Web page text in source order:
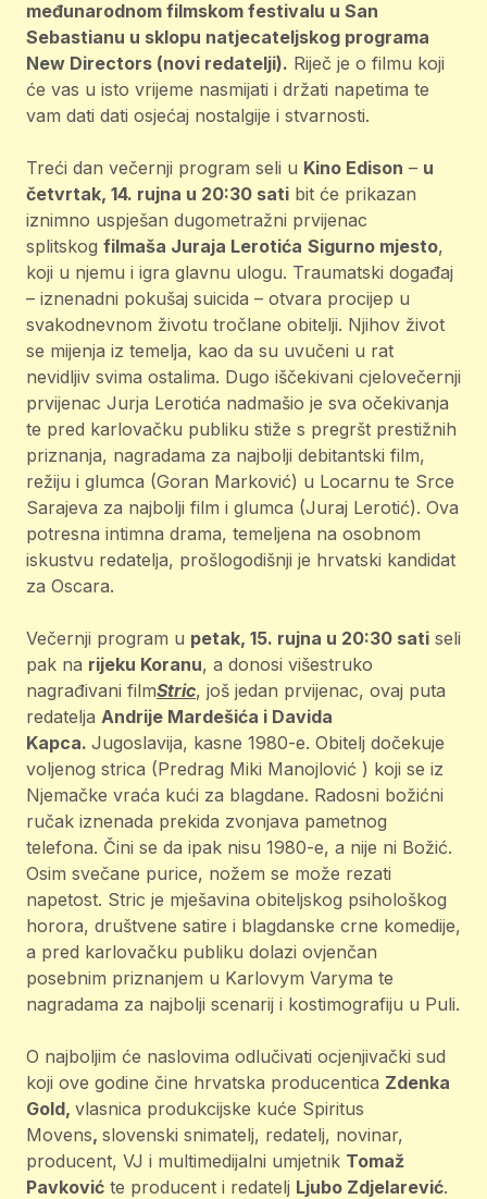
međunarodnom filmskom festivalu u San
Sebastianu u sklopu natjecateljskog programa
New Directors (novi redatelji). Riječ je o filmu koji
će vas u isto vrijeme nasmijati i držati napetima te
vam dati dati osjećaj nostalgije i stvarnosti.
Treći dan večernji program seli u Kino Edison – u
četvrtak, 14. rujna u 20:30 sati bit će prikazan
iznimno uspješan dugometražni prvijenac
splitskog filmaša Juraja Lerotića Sigurno mjesto,
koji u njemu i igra glavnu ulogu. Traumatski događaj
– iznenadni pokušaj suicida – otvara procijep u
svakodnevnom životu tročlane obitelji. Njihov život
se mijenja iz temelja, kao da su uvučeni u rat
nevidljiv svima ostalima. Dugo iščekivani cjelovečernji
prvijenac Jurja Lerotića nadmašio je sva očekivanja
te pred karlovačku publiku stiže s pregršt prestižnih
priznanja, nagradama za najbolji debitantski film,
režiju i glumca (Goran Marković) u Locarnu te Srce
Sarajeva za najbolji film i glumca (Juraj Lerotić). Ova
potresna intimna drama, temeljena na osobnom
iskustvu redatelja, prošlogodišnji je hrvatski kandidat
za Oscara.
Večernji program u petak, 15. rujna u 20:30 sati seli
pak na rijeku Koranu, a donosi višestruko
nagrađivani filmStric, još jedan prvijenac, ovaj puta
redatelja Andrije Mardešića i Davida
Kapca. Jugoslavija, kasne 1980-e. Obitelj dočekuje
voljenog strica (Predrag Miki Manojlović ) koji se iz
Njemačke vraća kući za blagdane. Radosni božićni
ručak iznenada prekida zvonjava pametnog
telefona. Čini se da ipak nisu 1980-e, a nije ni Božić.
Osim svečane purice, nožem se može rezati
napetost. Stric je mješavina obiteljskog psihološkog
horora, društvene satire i blagdanske crne komedije,
a pred karlovačku publiku dolazi ovjenčan
posebnim priznanjem u Karlovym Varyma te
nagradama za najbolji scenarij i kostimografiju u Puli.
O najboljim će naslovima odlučivati ocjenjivački sud
koji ove godine čine hrvatska producentica Zdenka
Gold, vlasnica produkcijske kuće Spiritus
Movens, slovenski snimatelj, redatelj, novinar,
producent, VJ i multimedijalni umjetnik Tomaž
Pavković te producent i redatelj Ljubo Zdjelarević.